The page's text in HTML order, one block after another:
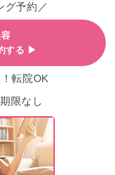
グ予約／
する ▶
転院OK
限なし